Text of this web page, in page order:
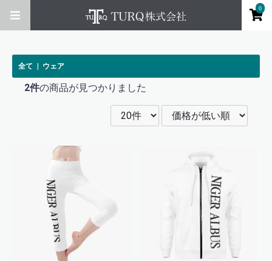
0
全て ウェア
2件の商品が見つかりました